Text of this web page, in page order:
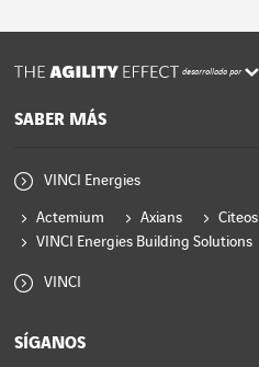
desarrollado por
SABER MÁS
VINCI Energies
Actemium Axians Citeos
VINCI Energies Building Solutions
VINCI
SÍGANOS